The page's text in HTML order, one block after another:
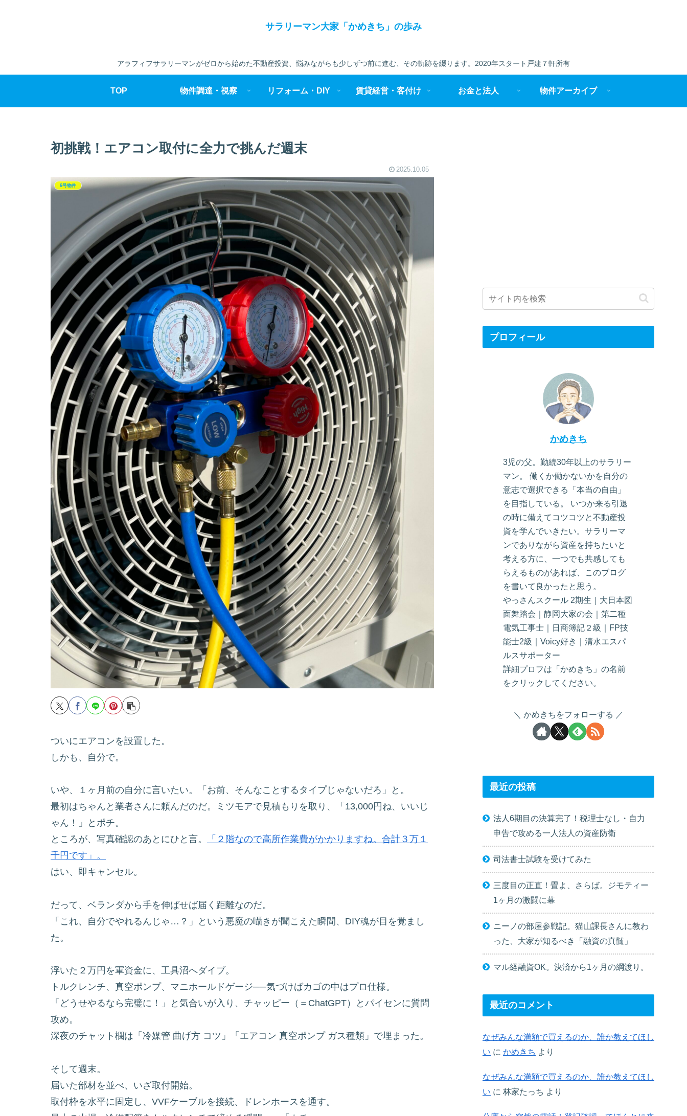
サラリーマン大家「かめきち」の歩み
アラフィフサラリーマンがゼロから始めた不動産投資、悩みながらも少しずつ前に進む、その軌跡を綴ります。2020年スタート戸建７軒所有
TOP 物件調達・視察 リフォーム・DIY 賃貸経営・客付け お金と法人 物件アーカイブ
初挑戦！エアコン取付に全力で挑んだ週末
2025.10.05
6号物件
ついにエアコンを設置した。
しかも、自分で。
いや、１ヶ月前の自分に言いたい。「お前、そんなことするタイプじゃないだろ」と。
最初はちゃんと業者さんに頼んだのだ。ミツモアで見積もりを取り、「13,000円ね、いいじ
ゃん！」とポチ。
ところが、写真確認のあとにひと言。
「２階なので高所作業費がかかりますね。合計３万１
千円です」。
はい、即キャンセル。
だって、ベランダから手を伸ばせば届く距離なのだ。
「これ、自分でやれるんじゃ…？」という悪魔の囁きが聞こえた瞬間、DIY魂が目を覚まし
た。
浮いた２万円を軍資金に、工具沼へダイブ。
トルクレンチ、真空ポンプ、マニホールドゲージ──気づけばカゴの中はプロ仕様。
「どうせやるなら完璧に！」と気合いが入り、チャッピー（＝ChatGPT）とパイセンに質問
攻め。
深夜のチャット欄は「冷媒管 曲げ方 コツ」「エアコン 真空ポンプ ガス種類」で埋まった。
そして週末。
届いた部材を並べ、いざ取付開始。
取付枠を水平に固定し、VVFケーブルを接続、ドレンホースを通す。
プロフィール
かめきち
3児の父。勤続30年以上のサラリー
マン。 働くか働かないかを自分の
意志で選択できる「本当の自由」
を目指している。 いつか来る引退
の時に備えてコツコツと不動産投
資を学んでいきたい。サラリーマ
ンでありながら資産を持ちたいと
考える方に、一つでも共感しても
らえるものがあれば、このブログ
を書いて良かったと思う。
やっさんスクール 2期生｜大日本図
面舞踏会｜静岡大家の会｜第二種
電気工事士｜日商簿記２級｜FP技
能士2級｜Voicy好き｜清水エスパ
ルスサポーター
詳細プロフは「かめきち」の名前
をクリックしてください。
かめきちをフォローする
最近の投稿
法人6期目の決算完了！税理士なし・自力
申告で攻める一人法人の資産防衛
司法書士試験を受けてみた
三度目の正直！畳よ、さらば。ジモティー
1ヶ月の激闘に幕
ニーノの部屋参戦記。猫山課長さんに教わ
った、大家が知るべき「融資の真髄」
マル経融資OK。決済から1ヶ月の綱渡り。
最近のコメント
なぜみんな満額で買えるのか、誰か教えてほし
い に かめきち より
なぜみんな満額で買えるのか、誰か教えてほし
い に 林家たっち より